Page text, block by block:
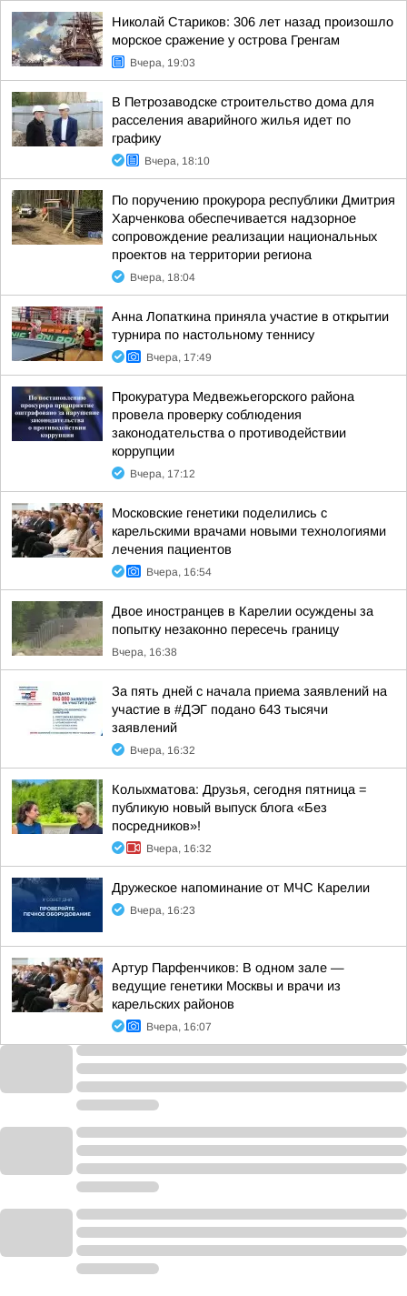
Николай Стариков: 306 лет назад произошло
морское сражение у острова Гренгам
Вчера, 19:03
В Петрозаводске строительство дома для
расселения аварийного жилья идет по
графику
Вчера, 18:10
По поручению прокурора республики Дмитрия
Харченкова обеспечивается надзорное
сопровождение реализации национальных
проектов на территории региона
Вчера, 18:04
Анна Лопаткина приняла участие в открытии
турнира по настольному теннису
Вчера, 17:49
Прокуратура Медвежьегорского района
провела проверку соблюдения
законодательства о противодействии
коррупции
Вчера, 17:12
Московские генетики поделились с
карельскими врачами новыми технологиями
лечения пациентов
Вчера, 16:54
Двое иностранцев в Карелии осуждены за
попытку незаконно пересечь границу
Вчера, 16:38
За пять дней с начала приема заявлений на
участие в #ДЭГ подано 643 тысячи
заявлений
Вчера, 16:32
Колыхматова: Друзья, сегодня пятница =
публикую новый выпуск блога «Без
посредников»!
Вчера, 16:32
Дружеское напоминание от МЧС Карелии
Вчера, 16:23
Артур Парфенчиков: В одном зале —
ведущие генетики Москвы и врачи из
карельских районов
Вчера, 16:07